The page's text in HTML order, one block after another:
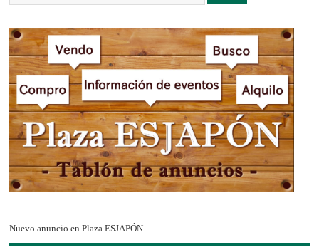
Nuevo anuncio en Plaza ESJAPÓN